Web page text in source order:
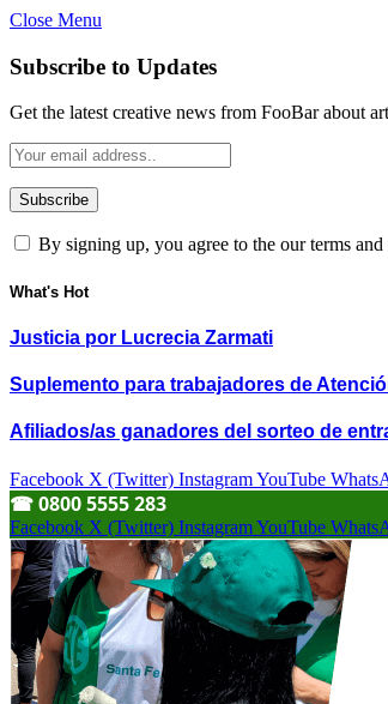
Close Menu
Subscribe to Updates
Get the latest creative news from FooBar about
By signing up, you agree to the our terms
What's Hot
Justicia por Lucrecia Zarmati
Suplemento para trabajadores de
Afiliados/as ganadores del sorteo de
Facebook X (Twitter) InstagramYouTube
☎︎ 0800 5555 283
Facebook X (Twitter) InstagramYouTube